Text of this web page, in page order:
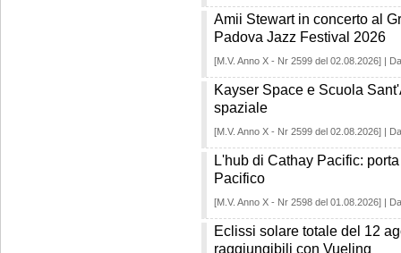
Amii Stewart in concerto al
Padova Jazz Festival 2026
[M.V. Anno X - Nr 2599 del 02.08.2026] |
Kayser Space e Scuola
spaziale
[M.V. Anno X - Nr 2599 del 02.08.2026] |
L'hub di Cathay Pacific:
Pacifico
[M.V. Anno X - Nr 2598 del 01.08.2026] |
Eclissi solare totale del 12
raggiungibili con Vueling